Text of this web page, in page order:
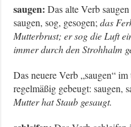
saugen: Das alte Verb
saugen, sog, gesogen;das
Mutterbrust; er sog die Luft
immer durch den Strohhalm
Das neuere Verb „saugen“
regelmäßig gebeugt: saugen,
Mutter hat Staub gesaugt.